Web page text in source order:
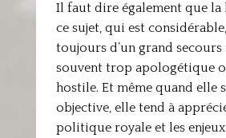
Il faut dire également que
ce sujet, qui est considérable,
toujours d’un grand secours
souvent trop apologétique
hostile. Et même quand elle
objective, elle tend à
politique royale et les